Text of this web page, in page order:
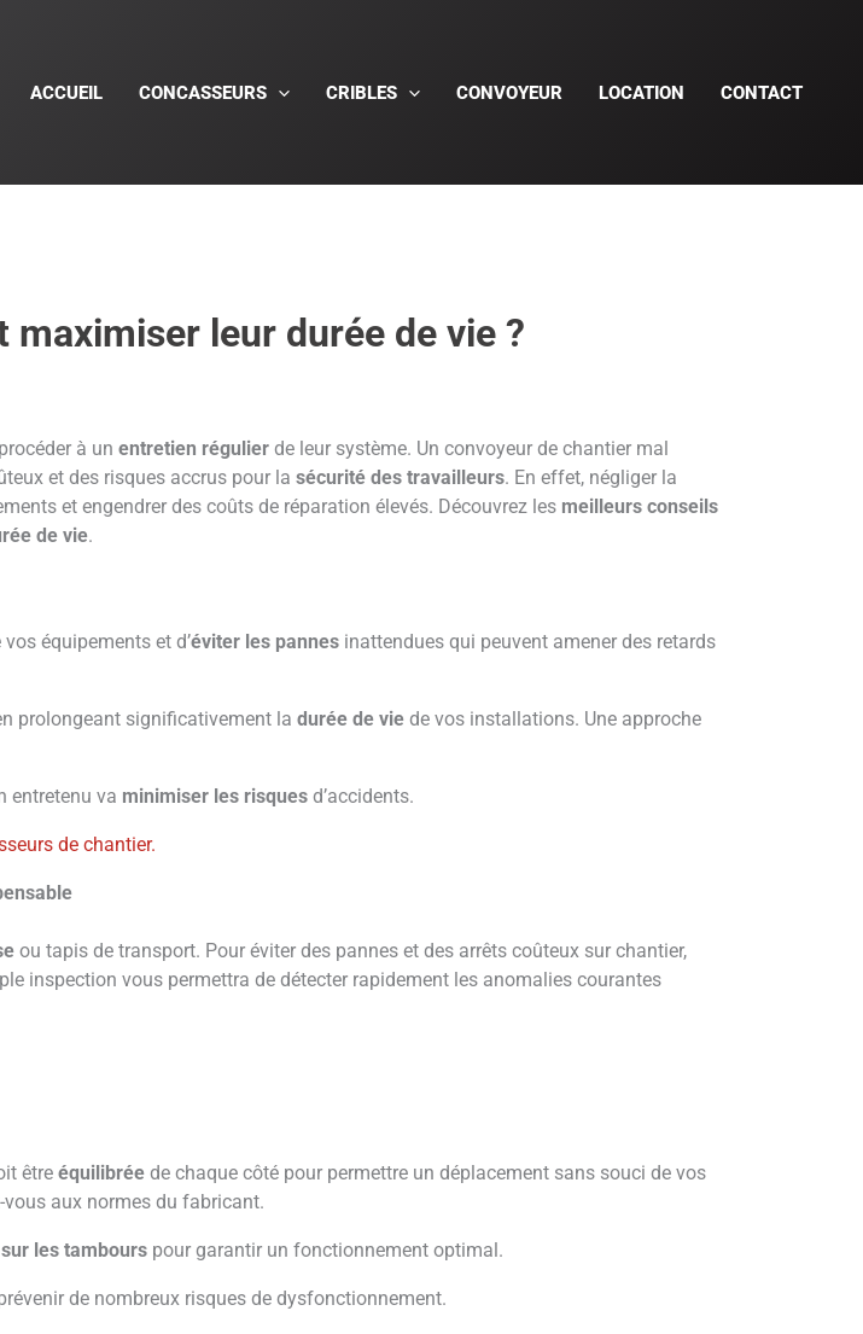
ACCUEIL CONCASSEURS CRIBLES CONVOYEUR LOCATION CONTACT
leur durée de vie ?
à un entretien régulier de leur système. Un convoyeur de chantier mal
et des risques accrus pour la sécurité des travailleurs. En effet, négliger la
et engendrer des coûts de réparation élevés. Découvrez les meilleurs conseils
de vie.
vos équipements et d’éviter les pannes inattendues qui peuvent amener des retards
prolongeant significativement la durée de vie de vos installations. Une approche
entretenu va minimiser les risques d’accidents.
de chantier.
ou tapis de transport. Pour éviter des pannes et des arrêts coûteux sur chantier,
inspection vous permettra de détecter rapidement les anomalies courantes
être équilibrée de chaque côté pour permettre un déplacement sans souci de vos
vous aux normes du fabricant.
les tambours pour garantir un fonctionnement optimal.
de nombreux risques de dysfonctionnement.